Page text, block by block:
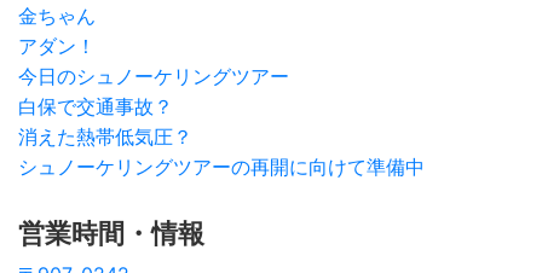
金ちゃん
アダン！
今日のシュノーケリングツアー
白保で交通事故？
消えた熱帯低気圧？
シュノーケリングツアーの再開に向けて準備中
営業時間・情報